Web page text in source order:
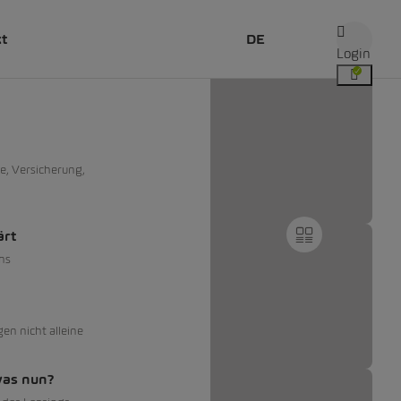
Versicherung,
nicht alleine
nun?
DE
Login